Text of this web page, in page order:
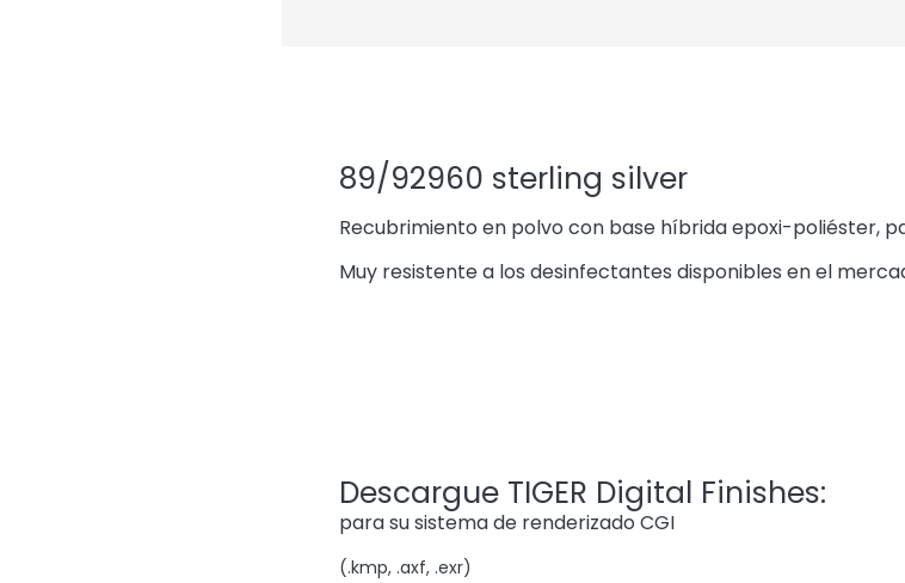
89/92960 sterling silver
Recubrimiento en polvo con base híbrida epoxi-poliéster,
Muy resistente a los desinfectantes disponibles en el
Descargue TIGER Digital Finishes:
para su sistema de renderizado CGI
(.kmp, .axf, .exr)